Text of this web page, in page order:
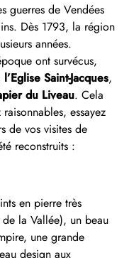
guerres de Vendées
Dès 1793, la région
années.
ont survécus,
l’Eglise Saint-Jacques,
du Liveau. Cela
essayez
de vos visites de
reconstruits :
en pierre très
la Vallée), un beau
une grande
design aux